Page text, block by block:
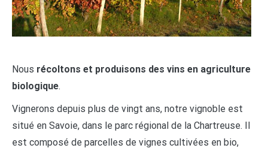
Nous récoltons et produisons des vins en agriculture
biologique.
Vignerons depuis plus de vingt ans, notre vignoble est
situé en Savoie, dans le parc régional de la Chartreuse. Il
est composé de parcelles de vignes cultivées en bio,